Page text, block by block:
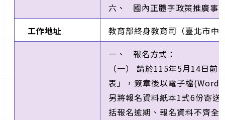
六、 國內正體字政策推廣事
工作地址
教育部終身教育司（臺北市中
一、 報名方式：
（一） 請於115年5月14日前
表」，簽章後以電子檔
另將報名資料紙本1式6份寄
括報名逾期、報名資料不齊全